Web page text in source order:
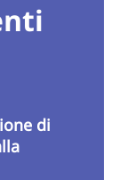
di